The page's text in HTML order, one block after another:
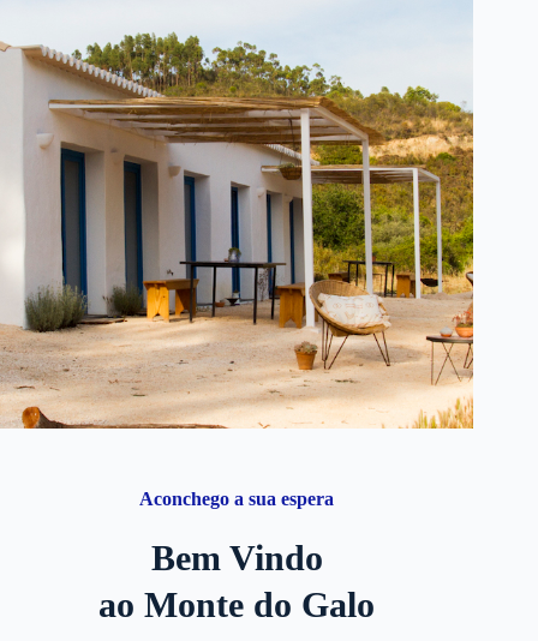
Aconchego a sua espera
Bem Vindo
ao Monte do Galo